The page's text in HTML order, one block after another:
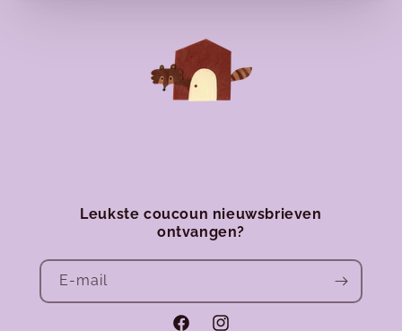
Leukste coucoun nieuwsbrieven
ontvangen?
E‑mail
Nieuwe collecties!
Nieuwe herfst-winter collecties in ons clubje &
nu ook
online